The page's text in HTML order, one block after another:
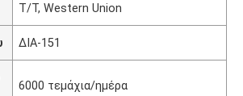
T/T, Western Union
ΔΙΑ-151
6000 τεμάχια/ημέρα